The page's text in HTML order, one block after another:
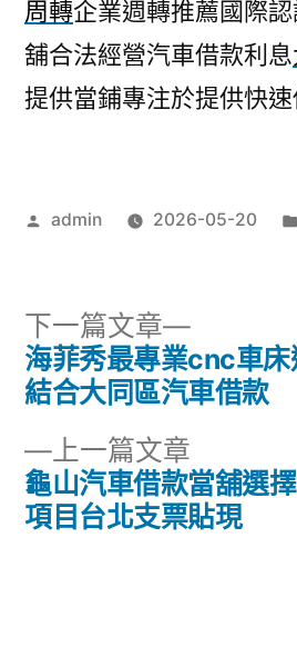
周轉企業週轉推薦國際
舖合法經營汽車借款利息
提供當鋪專注於提供快速
作
admin 2026-05-20
文
導
覽
上一篇文章
一
篇
龜山汽車借款當舖選
項目台北支票貼現
下一篇文章
下
一
篇
海菲秀最專業cnc車
結合大同區汽車借款